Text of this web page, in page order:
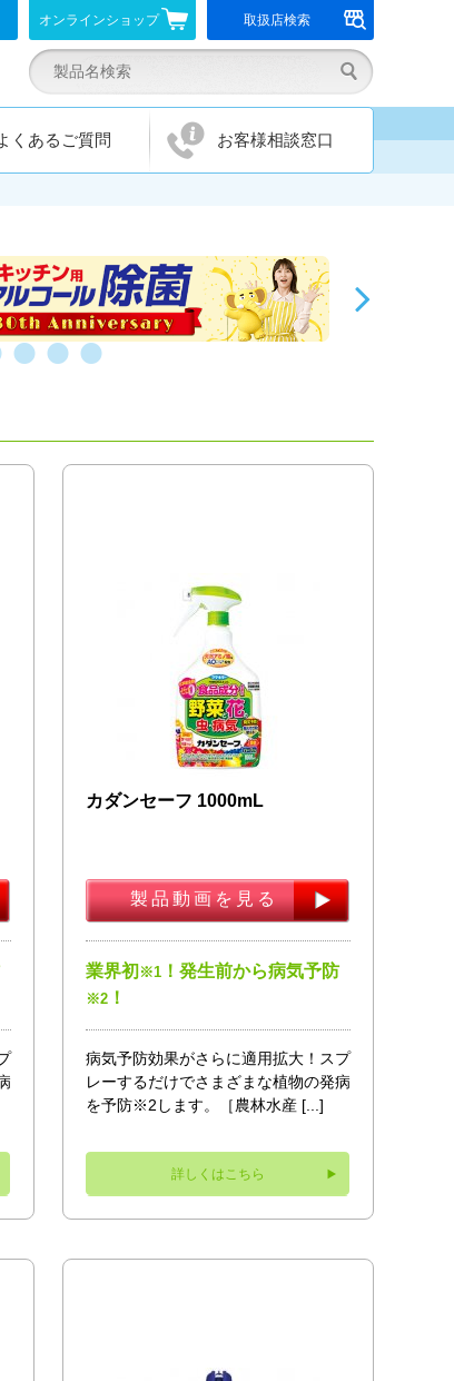
オンラインショップ 取扱店検索
くあるご質問 お客様相談窓口
カダンセーフ 1000mL
製品動画を見る
業界初 ※1 ！発生前から病気予防
※2 ！
病気予防効果がさらに適用拡大！スプ
レーするだけでさまざまな植物の発病
を予防※2します。［農林水産 [...]
詳しくはこちら